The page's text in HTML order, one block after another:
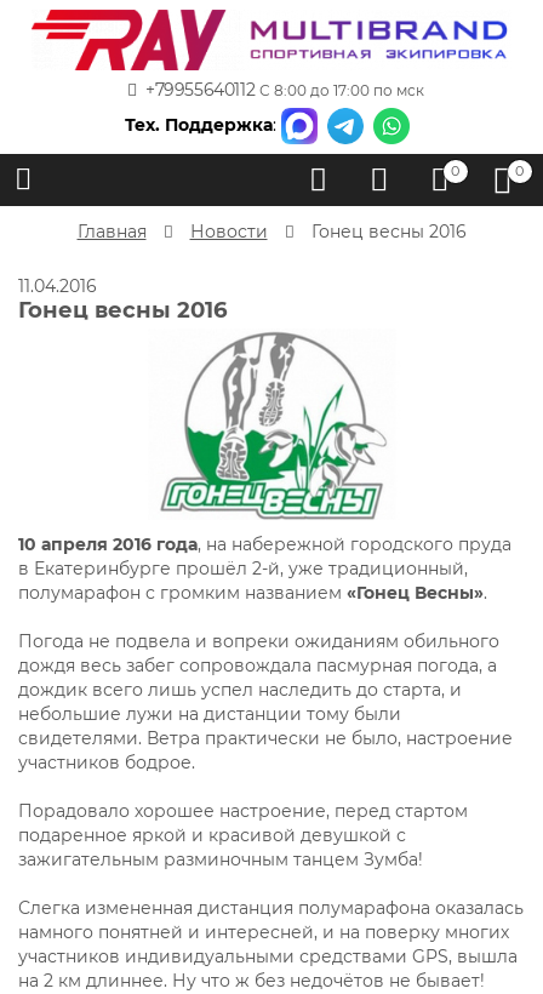
+79955640112 С 8:00 до 17:00 по мск
Тех. Поддержка:
0 0
Главная Новости Гонец весны 2016
11.04.2016
Гонец весны 2016
10 апреля 2016 года, на набережной городского пруда
в Екатеринбурге прошёл 2-й, уже традиционный,
полумарафон с громким названием «Гонец Весны».
Погода не подвела и вопреки ожиданиям обильного
дождя весь забег сопровождала пасмурная погода, а
дождик всего лишь успел наследить до старта, и
небольшие лужи на дистанции тому были
свидетелями. Ветра практически не было, настроение
участников бодрое.
Порадовало хорошее настроение, перед стартом
подаренное яркой и красивой девушкой с
зажигательным разминочным танцем Зумба!
Слегка измененная дистанция полумарафона оказалась
намного понятней и интересней, и на поверку многих
участников индивидуальными средствами GPS, вышла
на 2 км длиннее. Ну что ж без недочётов не бывает!